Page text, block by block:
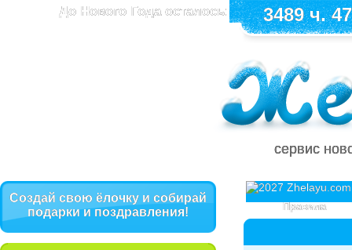
До Нового Года осталось: 3489 ч.
сервис
Создай свою ёлочку и собирай
подарки и поздравления!
Правила